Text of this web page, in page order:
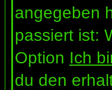
angegeben
passiert ist:
Option Ich
du den